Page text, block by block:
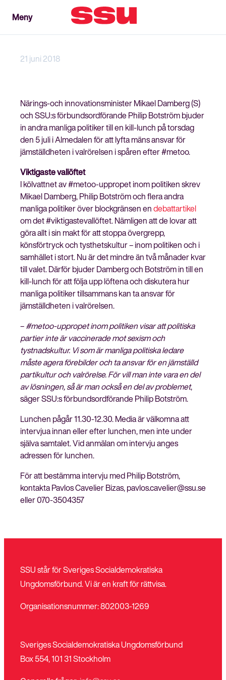
Stäng
Bli medlem
MenyMeny
21 juni 2018
Närings-och innovationsminister Mikael Damberg (S)
och SSU:s förbundsordförande Philip Botström bjuder
in andra manliga politiker till en kill-lunch på torsdag
den 5 juli i Almedalen för att lyfta mäns ansvar för
jämställdheten i valrörelsen i spåren efter #metoo.
Viktigaste vallöftet
I kölvattnet av #metoo-uppropet inom politiken skrev
Mikael Damberg, Philip Botström och flera andra
manliga politiker över blockgränsen endebattartikel
om det #viktigastevallöftet. Nämligen att de lovar att
göra allt i sin makt för att stoppa övergrepp,
könsförtryck och tysthetskultur – inom politiken och i
samhället i stort. Nu är det mindre än två månader kvar
till valet. Därför bjuder Damberg och Botström in till en
kill-lunch för att följa upp löftena och diskutera hur
manliga politiker tillsammans kan ta ansvar för
jämställdheten i valrörelsen.
–#metoo-uppropet inom politiken visar att politiska
partier inte är vaccinerade mot sexism och
tystnadskultur. Vi som är manliga politiska ledare
måste agera förebilder och ta ansvar för en jämställd
partikultur och valrörelse. För vill man inte vara en del
av lösningen, så är man också en del av problemet,
säger SSU:s förbundsordförande Philip Botström.
Lunchen pågår 11.30-12.30. Media är välkomna att
intervjua innan eller efter lunchen, men inte under
själva samtalet. Vid anmälan om intervju anges
adressen för lunchen.
För att bestämma intervju med Philip Botström,
kontakta Pavlos Cavelier Bizas, pavlos.cavelier@ssu.se
eller 070-3504357
SSU står för Sveriges Socialdemokratiska
Ungdomsförbund. Vi är en kraft för rättvisa.
Organisationsnummer: 802003-1269
Sveriges Socialdemokratiska Ungdomsförbund
Box 554, 101 31 Stockholm